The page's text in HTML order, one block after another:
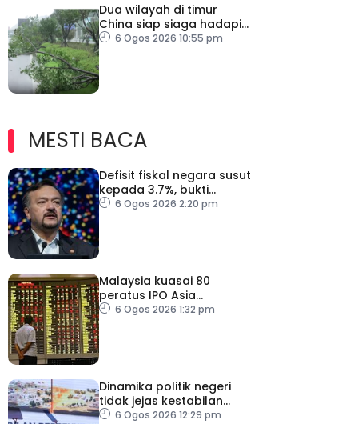
Dua wilayah di timur
China siap siaga hadapi
taufan Dolphin
6 Ogos 2026 10:55 pm
MESTI BACA
Defisit fiskal negara susut
kepada 3.7%, bukti
keyakinan pelabur masih
6 Ogos 2026 2:20 pm
Malaysia kuasai 80
peratus IPO Asia
Tenggara, kumpul AS$1.4
6 Ogos 2026 1:32 pm
Dinamika politik negeri
tidak jejas kestabilan
Kerajaan Perpaduan
6 Ogos 2026 12:29 pm